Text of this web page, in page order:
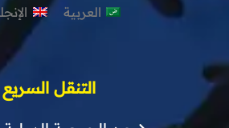
العربية
التنقل السريع